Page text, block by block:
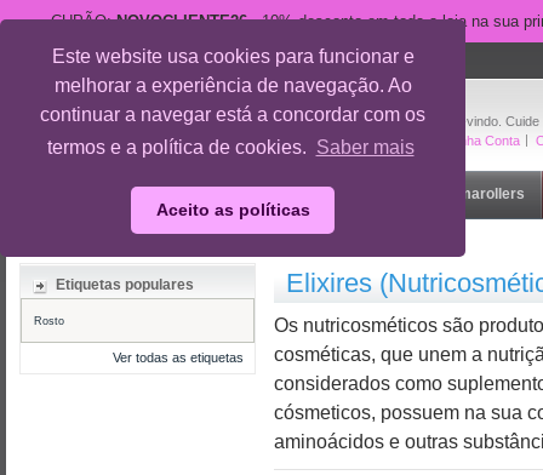
Este website usa cookies para funcionar e
melhorar a experiência de navegação. Ao
continuar a navegar está a concordar com os
termos e a política de cookies. Saber mais
Aceito as políticas
CUPÃO:NOVOCLIENTE26- 10% desconto em toda a loja na sua
Bem-vindo.
A Minha Conta
suporte@cuidedesi.pt
+351 918 595 801
Rosto Dermarollers
Elixires (Nutricosméticos)
Elixires
Os nutricosméticos são
cosméticas, que unem a
considerados como
cósmeticos, possuem na sua
aminoácidos e outras
Etiquetas populares
Rosto
Ver todas as etiquetas